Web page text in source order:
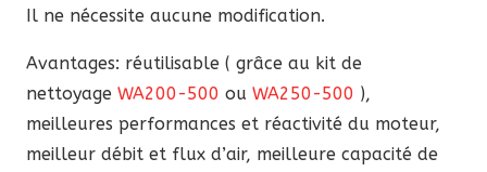
Il ne nécessite aucune modification.
Avantages: réutilisable ( grâce au kit de
nettoyage WA200-500 ou WA250-500 ),
meilleures performances et réactivité du moteur,
meilleur débit et flux d’air, meilleure capacité de